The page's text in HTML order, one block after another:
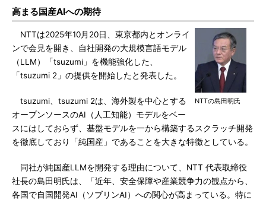
高まる国産AIへの期待
NTTの島田明氏
NTTは2025年10月20日、東京都内とオンライ
ンで会見を開き、自社開発の大規模言語モデル
（LLM）「tsuzumi」を機能強化した、
「tsuzumi 2」の提供を開始したと発表した。
tsuzumi、tsuzumi 2は、海外製を中心とする
オープンソースのAI（人工知能）モデルをベー
スにはしておらず、基盤モデルを一から構築するスクラッチ開発
を徹底しており「純国産」であることを大きな特徴としている。
同社が純国産LLMを開発する理由について、NTT 代表取締役
社長の島田明氏は、「近年、安全保障や産業競争力の観点から、
各国で自国開発AI（ソブリンAI）への関心が高まっている。特に